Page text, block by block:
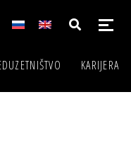
KARIJERA